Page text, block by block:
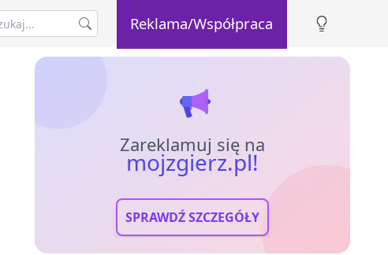
Reklama/Współpraca
Zareklamuj się na
mojzgierz.pl!
SPRAWDŹ SZCZEGÓŁY